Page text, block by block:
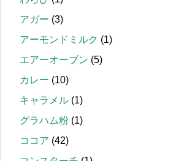
アガー (3)
アーモンドミルク (1)
エアーオーブン (5)
カレー (10)
キャラメル (1)
グラハム粉 (1)
ココア (42)